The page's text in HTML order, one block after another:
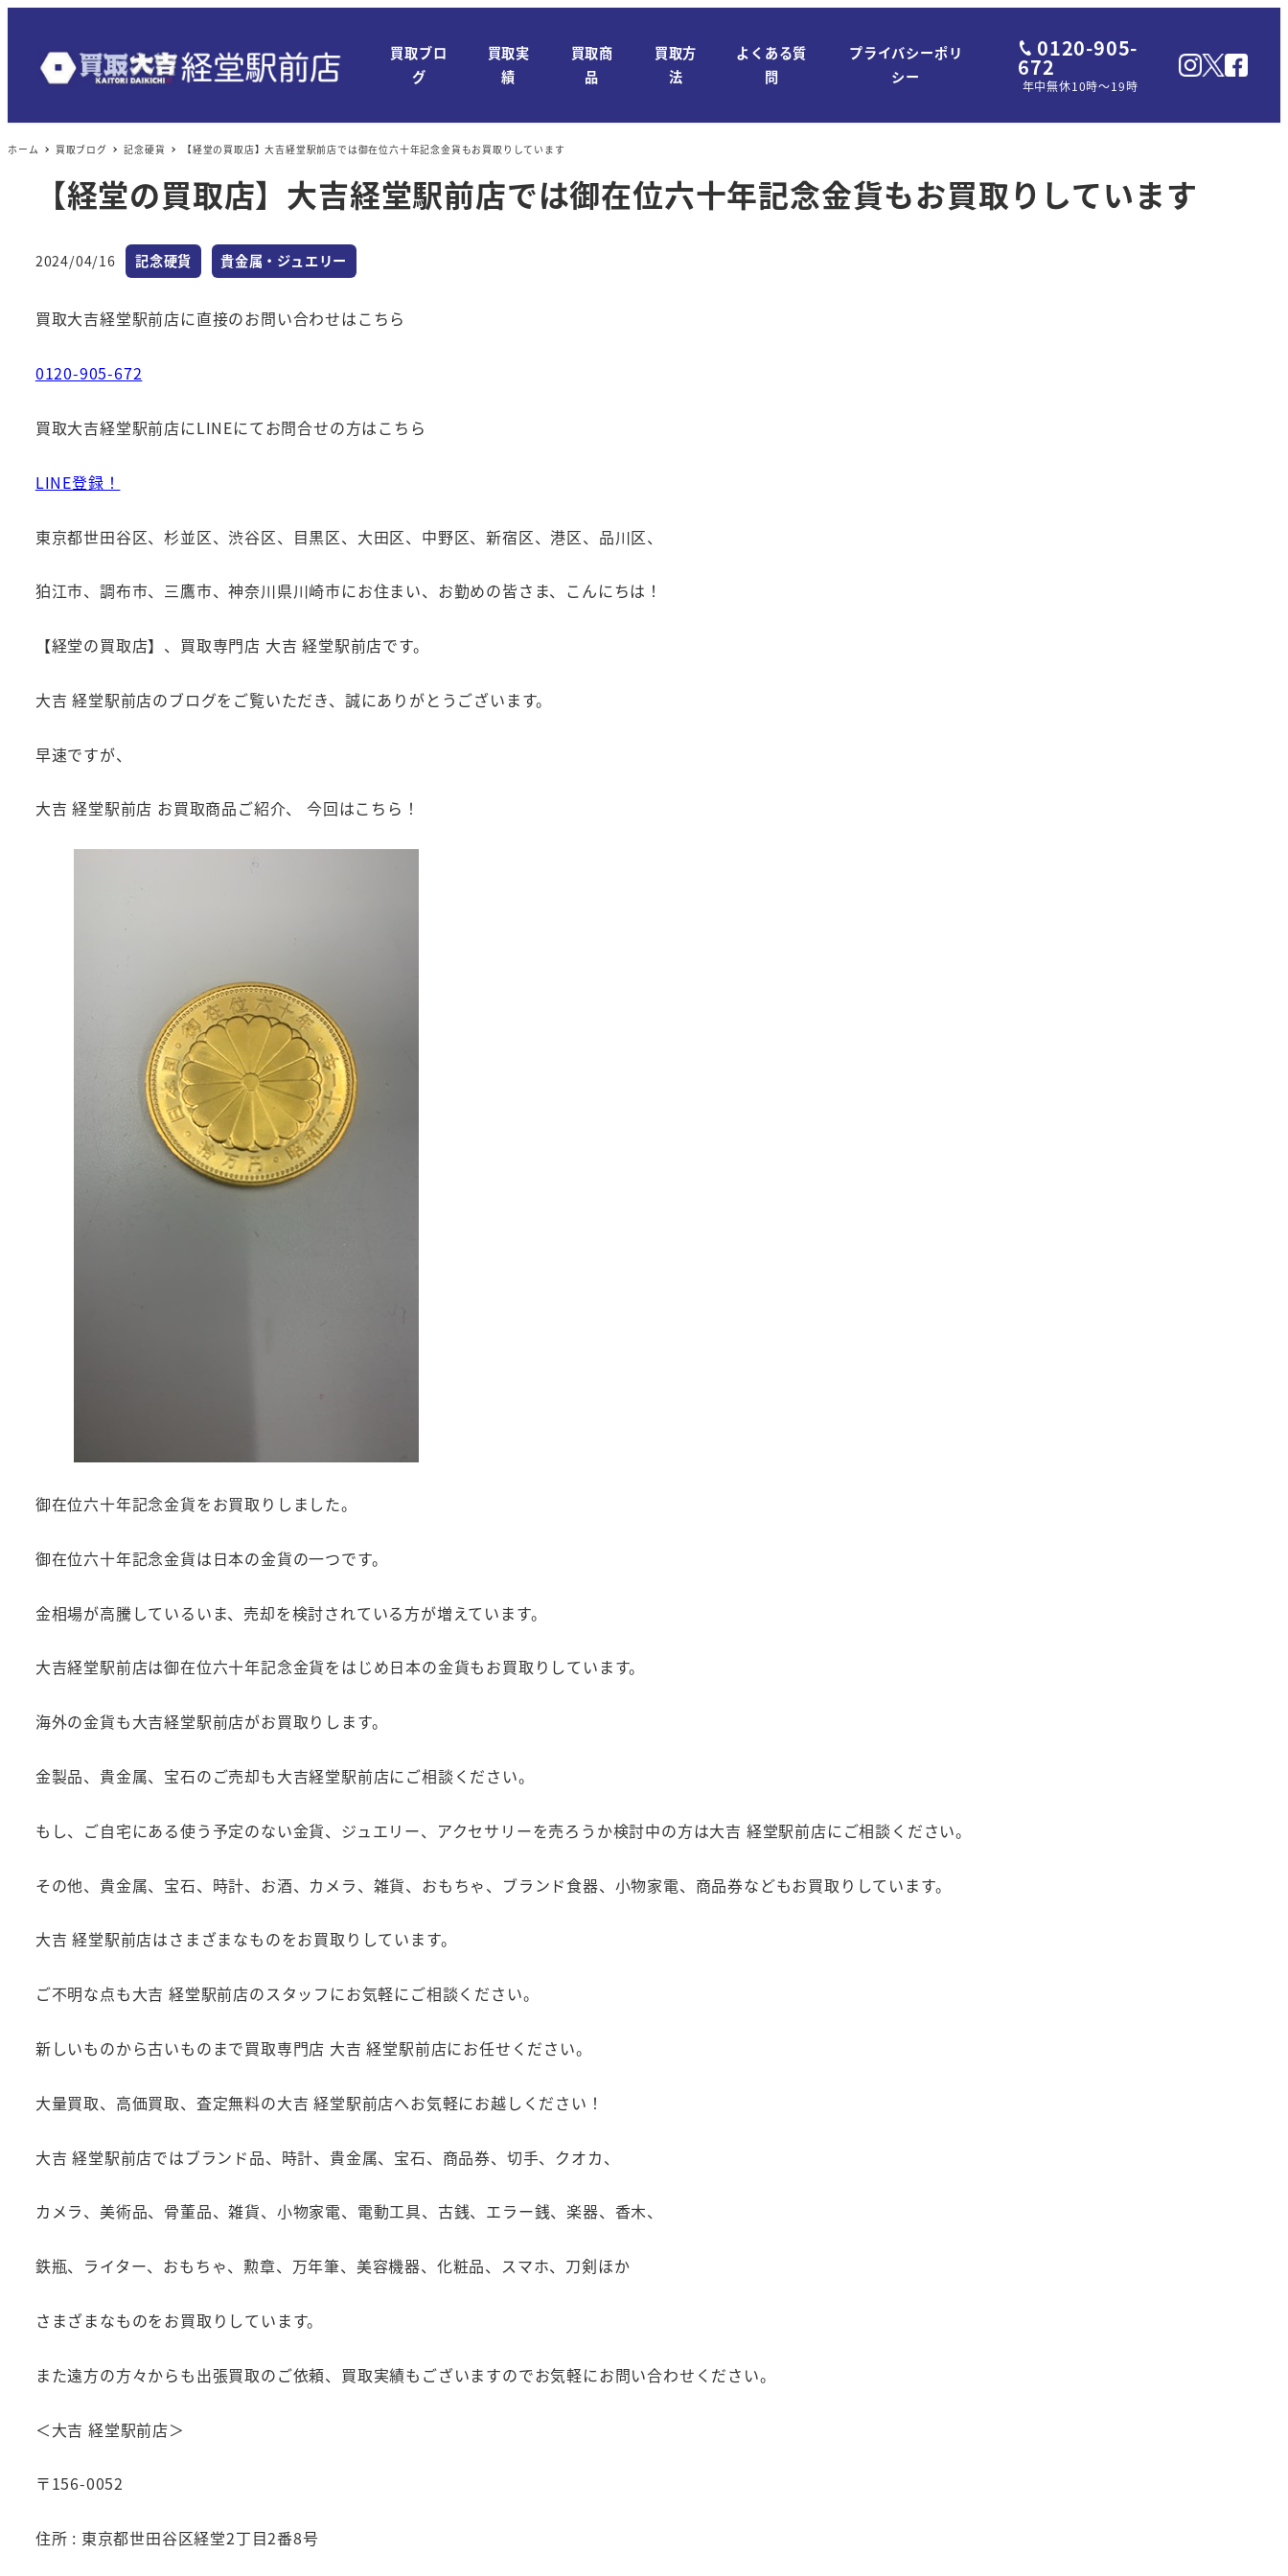
買取ブロ
グ
買取実
績
買取商
品
買取方
法
よくある質
問
プライバシーポリ
シー
0120-905-
672
年中無休10時～19時
ホーム 買取ブログ 記念硬貨 【経堂の買取店】大吉経堂駅前店では御在位六十年記念金貨もお買取りしています
【経堂の買取店】大吉経堂駅前店では御在位六十年記念金貨もお買取りしています
投稿日
2024/04/16 カテゴリー
記念硬貨 カテゴリー
貴金属・ジュエリー
買取大吉経堂駅前店に直接のお問い合わせはこちら
0120-905-672
買取大吉経堂駅前店にLINEにてお問合せの方はこちら
LINE登録！
東京都世田谷区、杉並区、渋谷区、目黒区、大田区、中野区、新宿区、港区、品川区、
狛江市、調布市、三鷹市、神奈川県川崎市にお住まい、お勤めの皆さま、こんにちは！
【経堂の買取店】、買取専門店 大吉 経堂駅前店です。
大吉 経堂駅前店のブログをご覧いただき、誠にありがとうございます。
早速ですが、
大吉 経堂駅前店 お買取商品ご紹介、 今回はこちら！
御在位六十年記念金貨をお買取りしました。
御在位六十年記念金貨は日本の金貨の一つです。
金相場が高騰しているいま、売却を検討されている方が増えています。
大吉経堂駅前店は御在位六十年記念金貨をはじめ日本の金貨もお買取りしています。
海外の金貨も大吉経堂駅前店がお買取りします。
金製品、貴金属、宝石のご売却も大吉経堂駅前店にご相談ください。
もし、ご自宅にある使う予定のない金貨、ジュエリー、アクセサリーを売ろうか検討中の方は大吉 経堂駅前店にご相談ください。
その他、貴金属、宝石、時計、お酒、カメラ、雑貨、おもちゃ、ブランド食器、小物家電、商品券などもお買取りしています。
大吉 経堂駅前店はさまざまなものをお買取りしています。
ご不明な点も大吉 経堂駅前店のスタッフにお気軽にご相談ください。
新しいものから古いものまで買取専門店 大吉 経堂駅前店にお任せください。
大量買取、高価買取、査定無料の大吉 経堂駅前店へお気軽にお越しください！
大吉 経堂駅前店ではブランド品、時計、貴金属、宝石、商品券、切手、クオカ、
カメラ、美術品、骨董品、雑貨、小物家電、電動工具、古銭、エラー銭、楽器、香木、
鉄瓶、ライター、おもちゃ、勲章、万年筆、美容機器、化粧品、スマホ、刀剣ほか
さまざまなものをお買取りしています。
また遠方の方々からも出張買取のご依頼、買取実績もございますのでお気軽にお問い合わせください。
＜大吉 経堂駅前店＞
〒156-0052
住所 : 東京都世田谷区経堂2丁目2番8号